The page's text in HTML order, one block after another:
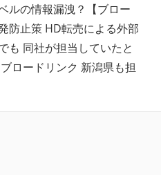
ルの情報漏洩？【ブロー
防止策 HD転売による外部
も 同社が担当していたと
ロードリンク 新潟県も担